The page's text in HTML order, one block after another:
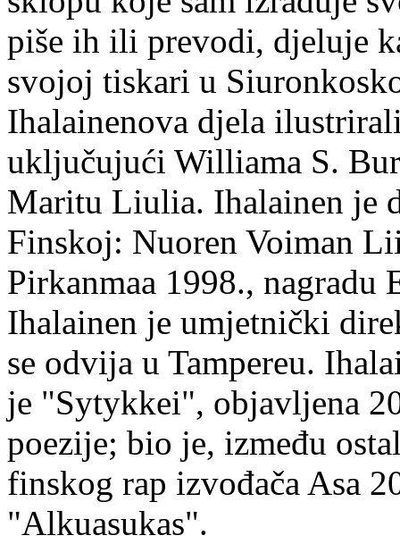
piše ih ili prevodi, djeluje
svojoj tiskari u
Ihalainenova djela
uključujući Williama S.
Maritu Liulia. Ihalainen je
Finskoj: Nuoren Voiman
Pirkanmaa 1998.,
Ihalainen je umjetnički
se odvija u Tampereu.
je "Sytykkei", objavljena
poezije; bio je, između
finskog rap izvođača Asa
"Alkuasukas".